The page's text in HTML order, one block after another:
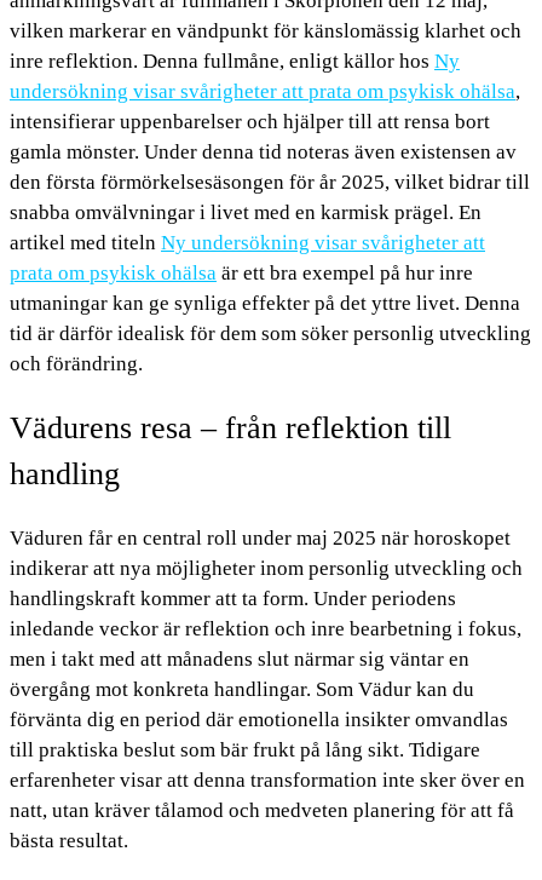
vilken markerar en vändpunkt för känslomässig klarhet och
inre reflektion. Denna fullmåne, enligt källor hos Ny
undersökning visar svårigheter att prata om psykisk ohälsa,
intensifierar uppenbarelser och hjälper till att rensa bort
gamla mönster. Under denna tid noteras även existensen av
den första förmörkelsesäsongen för år 2025, vilket bidrar till
snabba omvälvningar i livet med en karmisk prägel. En
artikel med titeln Ny undersökning visar svårigheter att
prata om psykisk ohälsa är ett bra exempel på hur inre
utmaningar kan ge synliga effekter på det yttre livet. Denna
tid är därför idealisk för dem som söker personlig utveckling
och förändring.
Vädurens resa – från reflektion till
handling
Väduren får en central roll under maj 2025 när horoskopet
indikerar att nya möjligheter inom personlig utveckling och
handlingskraft kommer att ta form. Under periodens
inledande veckor är reflektion och inre bearbetning i fokus,
men i takt med att månadens slut närmar sig väntar en
övergång mot konkreta handlingar. Som Vädur kan du
förvänta dig en period där emotionella insikter omvandlas
till praktiska beslut som bär frukt på lång sikt. Tidigare
erfarenheter visar att denna transformation inte sker över en
natt, utan kräver tålamod och medveten planering för att få
bästa resultat.